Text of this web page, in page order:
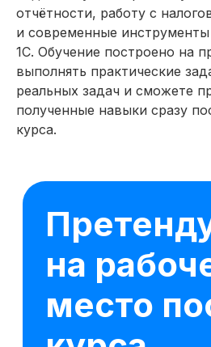
отчётности, работу с
и современные
1С. Обучение построено на
выполнять практические
реальных задач и сможете
полученные навыки сразу
курса.
бухгалтера по данным
за последний месяц
Старший специалист с опытом
~6 лет
от 350 000 ₽
Калуга
Москва
Специалист без опыта
от 150 000 ₽